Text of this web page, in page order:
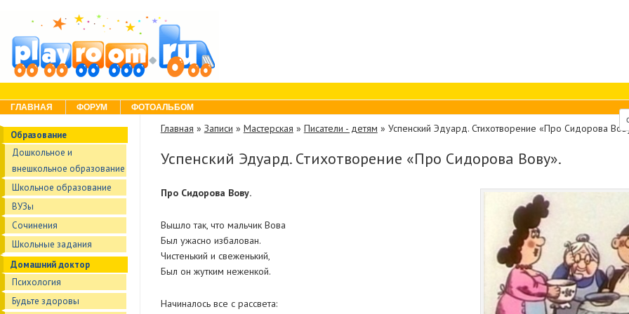
Menu
Skip to content
ГЛАВНАЯ ФОРУМ ФОТОАЛЬБОМ
Образование
Дошкольное и
внешкольное образование
Школьное образование
ВУЗы
Сочинения
Школьные задания
Домашний доктор
Психология
Будьте здоровы
Главная » Записи » Мастерская » Писатели - детям » Успенский Эдуард. Стихотворение «Про Сидорова
Успенский Эдуард. Стихотворение «Про Сидорова Вову».
Про Сидорова Вову.
Вышло так, что мальчик Вова
Был ужасно избалован.
Чистенький и свеженький,
Был он жутким неженкой.
Начиналось все с рассвета: